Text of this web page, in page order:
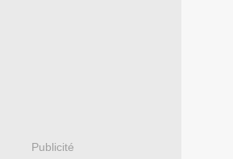
Publicité